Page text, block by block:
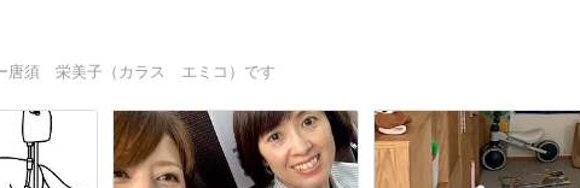
唐須 栄美子（カラス エミコ）です